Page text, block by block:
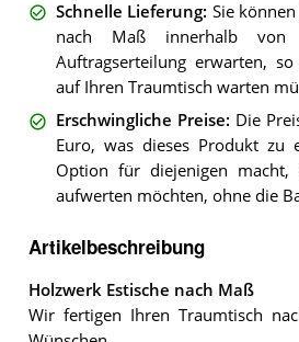
Schnelle Lieferung: Sie
nach Maß innerhalb von
Auftragserteilung erwarten,
auf Ihren Traumtisch warten
Erschwingliche Preise: Die
Euro, was dieses Produkt zu
Option für diejenigen macht,
aufwerten möchten, ohne die
Artikelbeschreibung
Holzwerk Estische nach Maß
Wir fertigen Ihren Traumtisch